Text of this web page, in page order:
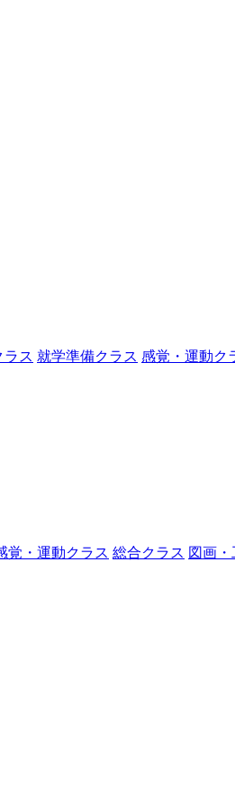
ラス 就学準備クラス 感覚・運動ク
覚・運動クラス 総合クラス 図画